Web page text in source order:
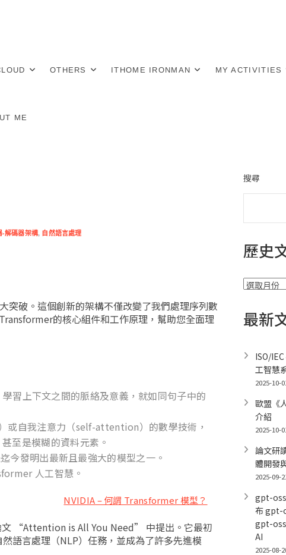
OTHERS ITHOME IRONMAN MY ACTIVITIES
ME
-解碼器架構, 自然語言處理
突破。這個創新的架構不僅改變了我們處理序列數
的核心組件和工作原理，幫助您全面理
習上下文之間的脈絡及意義，就如同句子中的
自我注意力（self-attention）的數學技術，
至是模糊的資料元素。
今發明出最新且最強大的模型之一。
人工智慧。
NVIDIA – 何謂 Transformer 模型？
文 “Attention is All You Need” 中提出。它最初
語言處理（NLP）任務，並成為了許多先進模
搜尋
歷史
彙
最新
ISO/
工智慧
2025-10-
歐盟《
介紹
2025-10-
論文研
體開發
2025-09-
gpt-
布 gpt-
gpt-
AI
2025-08-